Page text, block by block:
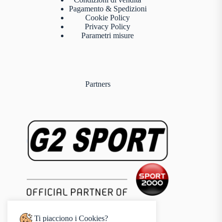
Pagamento & Spedizioni
Cookie Policy
Privacy Policy
Parametri misure
Partners
Ti piacciono i Cookies?